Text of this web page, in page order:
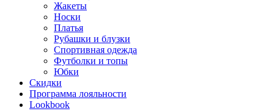
Жакеты
Носки
Платья
Рубашки и блузки
Спортивная одежда
Футболки и топы
Юбки
Скидки
Программа лояльности
Lookbook